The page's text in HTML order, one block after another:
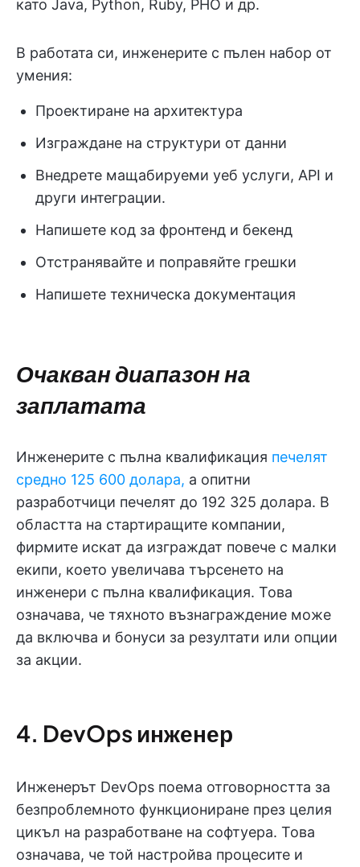
като Java, Python, Ruby, PHO и др.
В работата си, инженерите с пълен набор от
умения:
Проектиране на архитектура
Изграждане на структури от данни
Внедрете мащабируеми уеб услуги, API и
други интеграции.
Напишете код за фронтенд и бекенд
Отстранявайте и поправяйте грешки
Напишете техническа документация
Очакван диапазон на
заплатата
Инженерите с пълна квалификация печелят
средно 125 600 долара, а опитни
разработчици печелят до 192 325 долара. В
областта на стартиращите компании,
фирмите искат да изграждат повече с малки
екипи, което увеличава търсенето на
инженери с пълна квалификация. Това
означава, че тяхното възнаграждение може
да включва и бонуси за резултати или опции
за акции.
4. DevOps инженер
Инженерът DevOps поема отговорността за
безпроблемното функциониране през целия
цикъл на разработване на софтуера. Това
означава, че той настройва процесите и